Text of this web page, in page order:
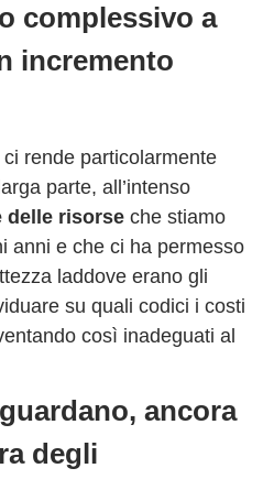
complessivo a
incremento
ci rende particolarmente
parte, all’intenso
delle risorse che stiamo
anni e che ci ha permesso
laddove erano gli
su quali codici i costi
così inadeguati al
ancora
degli